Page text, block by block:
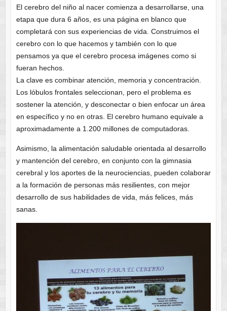
El cerebro del niño al nacer comienza a desarrollarse, una
etapa que dura 6 años, es una página en blanco que
completará con sus experiencias de vida. Construimos el
cerebro con lo que hacemos y también con lo que
pensamos ya que el cerebro procesa imágenes como si
fueran hechos.
La clave es combinar atención, memoria y concentración.
Los lóbulos frontales seleccionan, pero el problema es
sostener la atención, y desconectar o bien enfocar un área
en específico y no en otras. El cerebro humano equivale a
aproximadamente a 1.200 millones de computadoras.
Asimismo, la alimentación saludable orientada al desarrollo
y mantención del cerebro, en conjunto con la gimnasia
cerebral y los aportes de la neurociencias, pueden colaborar
a la formación de personas más resilientes, con mejor
desarrollo de sus habilidades de vida, más felices, más
sanas.